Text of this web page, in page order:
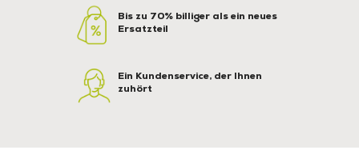
Bis zu 70% billiger als ein neues
Ersatzteil
Ein Kundenservice, der Ihnen
zuhört